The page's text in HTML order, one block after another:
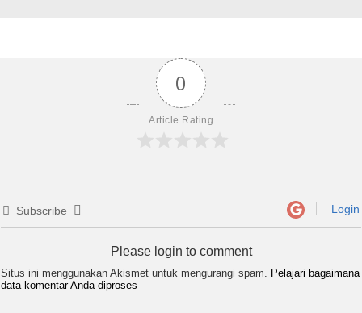
0
Article Rating
Subscribe Login
Please login to comment
Situs ini menggunakan Akismet untuk mengurangi spam. Pelajari bagaimana
data komentar Anda diproses